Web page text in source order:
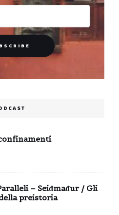
– Seiđmađur / Gli
preistoria